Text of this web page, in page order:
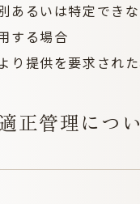
あるいは特定でき
する場合
り提供を要求され
正管理につ